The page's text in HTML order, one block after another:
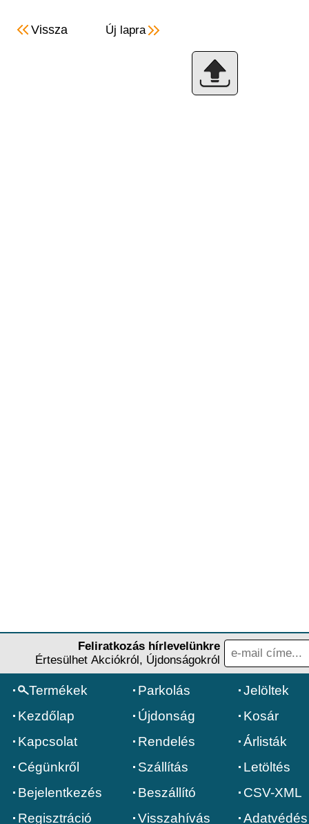
Vissza Új lapra
Feliratkozás hírlevelünkre
Értesülhet Akciókról, Újdonságokról
Termékek
Kezdőlap
Kapcsolat
Cégünkről
Bejelentkezés
Regisztráció
Parkolás
Újdonság
Rendelés
Szállítás
Beszállító
Visszahívás
Jelöltek
Kosár
Árlisták
Letöltés
CSV-XML
Adatvédés